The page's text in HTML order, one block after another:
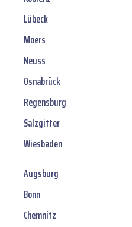
Lübeck
Moers
Neuss
Osnabrück
Regensburg
Salzgitter
Wiesbaden
Augsburg
Bonn
Chemnitz